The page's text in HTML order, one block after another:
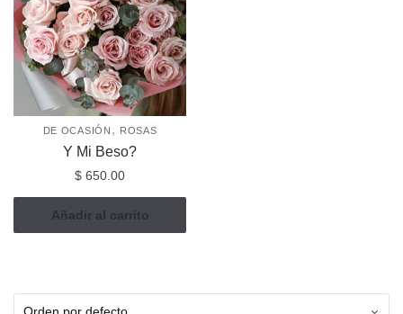
DE OCASIÓN , ROSAS
Y Mi Beso?
$ 650.00
Añadir al carrito